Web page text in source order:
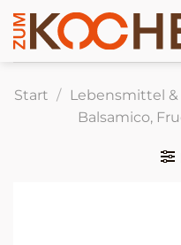
Zum
Inhalt
springen
Start / Lebensmittel
Balsamico,